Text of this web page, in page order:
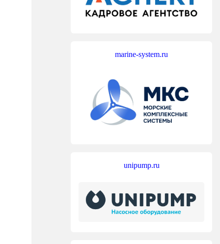
marine-system.ru
unipump.ru